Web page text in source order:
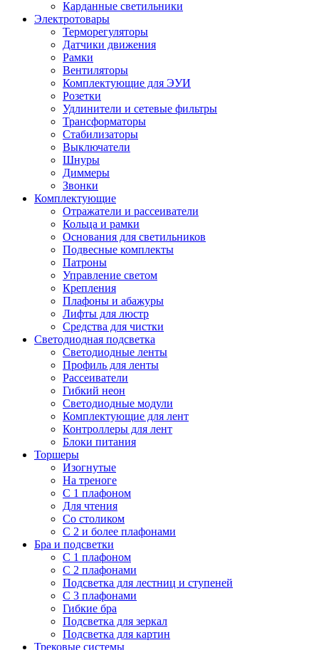
Карданные светильники
Электротовары
Терморегуляторы
Датчики движения
Рамки
Вентиляторы
Комплектующие для ЭУИ
Розетки
Удлинители и сетевые фильтры
Трансформаторы
Стабилизаторы
Выключатели
Шнуры
Диммеры
Звонки
Комплектующие
Отражатели и рассеиватели
Кольца и рамки
Основания для светильников
Подвесные комплекты
Патроны
Управление светом
Крепления
Плафоны и абажуры
Лифты для люстр
Средства для чистки
Светодиодная подсветка
Светодиодные ленты
Профиль для ленты
Рассеиватели
Гибкий неон
Светодиодные модули
Комплектующие для лент
Контроллеры для лент
Блоки питания
Торшеры
Изогнутые
На треноге
С 1 плафоном
Для чтения
Со столиком
С 2 и более плафонами
Бра и подсветки
С 1 плафоном
С 2 плафонами
Подсветка для лестниц и ступеней
С 3 плафонами
Гибкие бра
Подсветка для зеркал
Подсветка для картин
Трековые системы